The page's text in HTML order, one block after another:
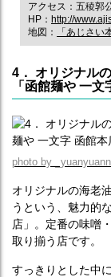
アクセス：五稜郭
HP： http://
地図：
「あじさい
4． オリジナル
「函館麺や 一文
photo by
オリジナルの海老
うという、魅力的
店」。定番の味噌
取り揃う店です。
すっきりとした中